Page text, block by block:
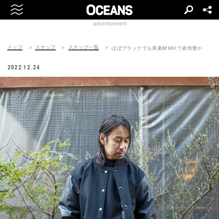
advertisement
トップ スナップ スナップ一覧 ほぼブラックでも異素材MIXで表情豊か
2022.12.24